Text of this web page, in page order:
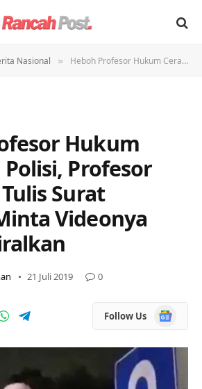
Nasional » Heboh Profesor Hukum Ceramahi Polisi, Profesor Sudjijono Tulis Surat Terbuka Minta Videonya Tidak Diviralkan
Hukum
Profesor
Surat
Videonya
21 Juli 2019 0
Follow Us
Google
News